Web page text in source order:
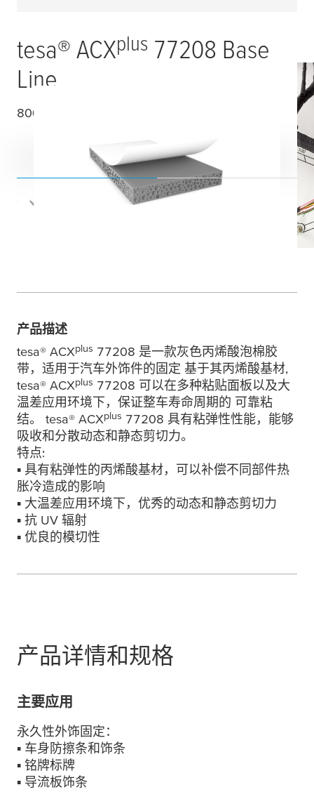
tesa® ACXplus 77208 Base
Line
800
产品描述
tesa® ACXplus 77208 是一款灰色丙烯酸泡棉胶
带，适用于汽车外饰件的固定 基于其丙烯酸基材,
tesa® ACXplus 77208 可以在多种粘贴面板以及大
温差应用环境下，保证整车寿命周期的 可靠粘
结。 tesa® ACXplus 77208 具有粘弹性性能，能够
吸收和分散动态和静态剪切力。
特点:
▪ 具有粘弹性的丙烯酸基材，可以补偿不同部件热
胀冷造成的影响
▪ 大温差应用环境下，优秀的动态和静态剪切力
▪ 抗 UV 辐射
▪ 优良的模切性
产品详情和规格
主要应用
永久性外饰固定：
▪ 车身防擦条和饰条
▪ 铭牌标牌
▪ 导流板饰条